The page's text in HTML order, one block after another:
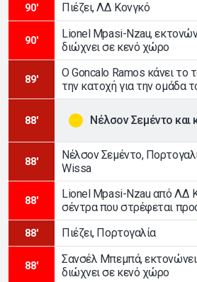
90' Πιέζει, ΛΔ Κονγκό
90'
Lionel Mpasi-Nzau,
διώχνει σε κενό χώρο
89'
Ο Goncalo Ramos κάνει το
την κατοχή για την ομάδα
88' Νέλσον Σεμέντο και
88'
Νέλσον Σεμέντο,
Wissa
88'
Lionel Mpasi-Nzau από ΛΔ
σέντρα που στρέφεται
88' Πιέζει, Πορτογαλία
88'
Σανσέλ Μπεμπά, εκτονώνει
διώχνει σε κενό χώρο